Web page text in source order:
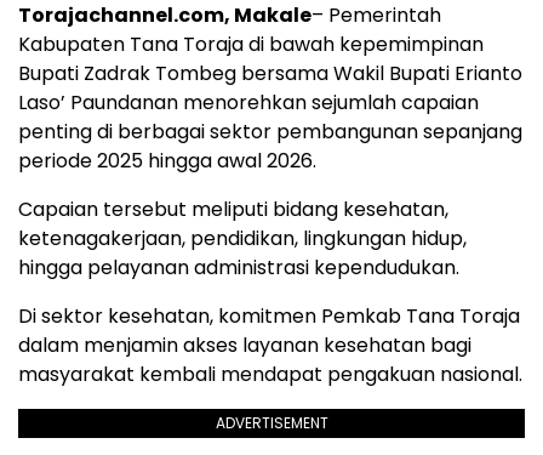
Torajachannel.com, Makale– Pemerintah
Kabupaten Tana Toraja di bawah kepemimpinan
Bupati Zadrak Tombeg bersama Wakil Bupati Erianto
Laso’ Paundanan menorehkan sejumlah capaian
penting di berbagai sektor pembangunan sepanjang
periode 2025 hingga awal 2026.
Capaian tersebut meliputi bidang kesehatan,
ketenagakerjaan, pendidikan, lingkungan hidup,
hingga pelayanan administrasi kependudukan.
Di sektor kesehatan, komitmen Pemkab Tana Toraja
dalam menjamin akses layanan kesehatan bagi
masyarakat kembali mendapat pengakuan nasional.
ADVERTISEMENT